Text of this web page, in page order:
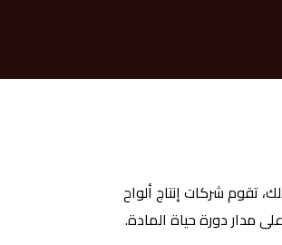
تقوم شركات إنتاج ألواح
مدار دورة حياة المادة.